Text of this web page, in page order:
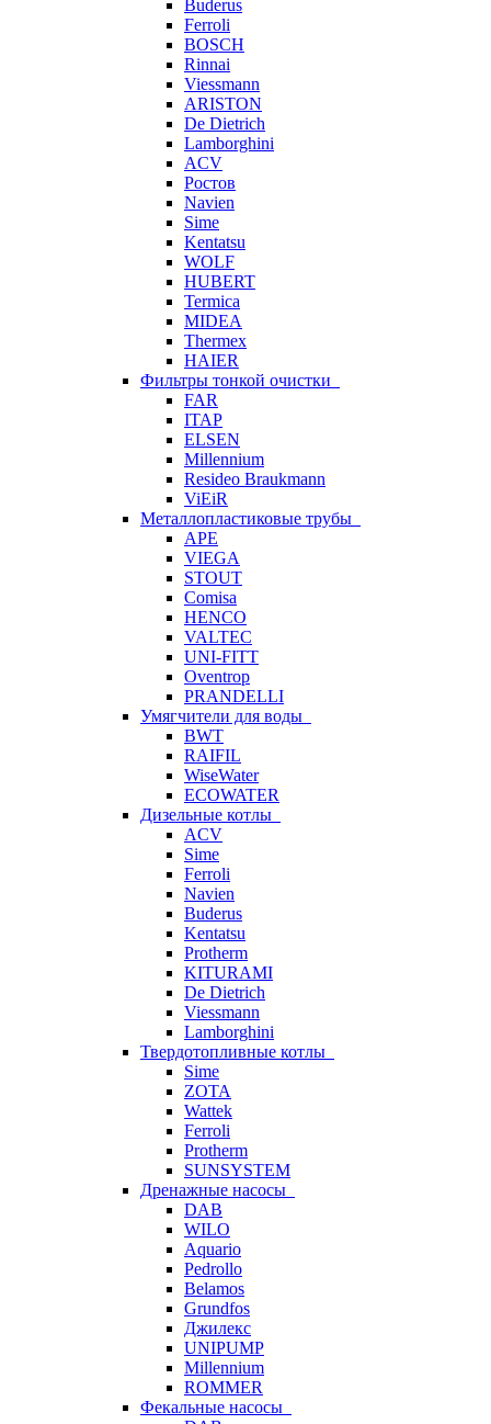
Buderus
Ferroli
BOSCH
Rinnai
Viessmann
ARISTON
De Dietrich
Lamborghini
ACV
Ростов
Navien
Sime
Kentatsu
WOLF
HUBERT
Termica
MIDEA
Thermex
HAIER
Фильтры тонкой очистки
FAR
ITAP
ELSEN
Millennium
Resideo Braukmann
ViEiR
Металлопластиковые трубы
APE
VIEGA
STOUT
Comisa
HENCO
VALTEC
UNI-FITT
Oventrop
PRANDELLI
Умягчители для воды
BWT
RAIFIL
WiseWater
ECOWATER
Дизельные котлы
ACV
Sime
Ferroli
Navien
Buderus
Kentatsu
Protherm
KITURAMI
De Dietrich
Viessmann
Lamborghini
Твердотопливные котлы
Sime
ZOTA
Wattek
Ferroli
Protherm
SUNSYSTEM
Дренажные насосы
DAB
WILO
Aquario
Pedrollo
Belamos
Grundfos
Джилекс
UNIPUMP
Millennium
ROMMER
Фекальные насосы